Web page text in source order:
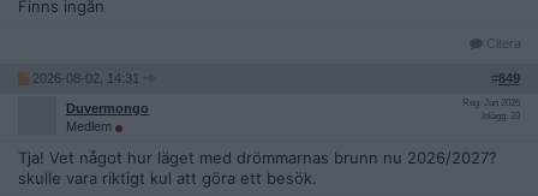
Finns ingån
Citera
2026-08-02, 14:31 #849
Duvermongo
Medlem
Reg: Jan 2026
Inlägg: 23
Tja! Vet något hur läget med drömmarnas brunn nu 2026/2027?
skulle vara riktigt kul att göra ett besök.